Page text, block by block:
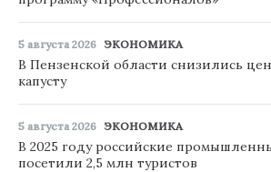
5 августа 2026 ЭКОНОМИКА
В Пензенской области снизились
капусту
5 августа 2026 ЭКОНОМИКА
В 2025 году российские
посетили 2,5 млн туристов